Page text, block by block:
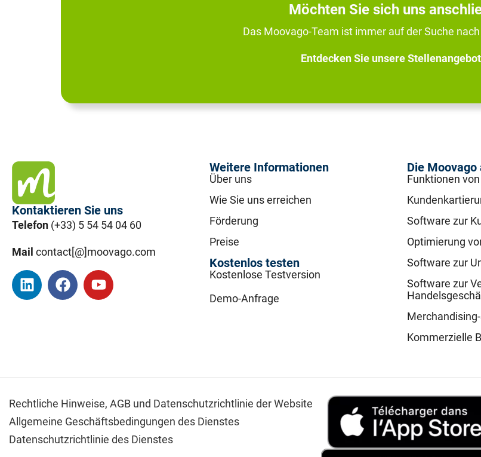
Möchten Sie sich uns
Das Moovago-Team ist immer auf der Suche
Entdecken Sie unsere
Kontaktieren Sie uns
Telefon (+33) 5 54 54 04 60
Mail contact[@]moovago.com
Weitere Informationen
Über uns
Wie Sie uns erreichen
Förderung
Preise
Kostenlos testen
Kostenlose Testversion
Demo-Anfrage
Die Moovago
Funktionen
Software zur
Optimierung
Software zur
Software zur
Kommerzielle
Rechtliche Hinweise, AGB und Datenschutzrichtlinie der Website
Allgemeine Geschäftsbedingungen des Dienstes
Datenschutzrichtlinie des Dienstes